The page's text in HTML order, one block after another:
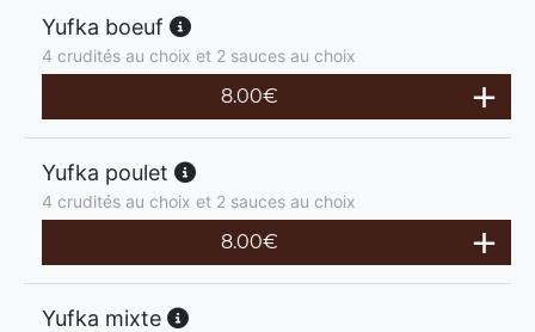
Yufka boeuf
4 crudités au choix et 2 sauces au choix
8.00€
Yufka poulet
4 crudités au choix et 2 sauces au choix
8.00€
Yufka mixte